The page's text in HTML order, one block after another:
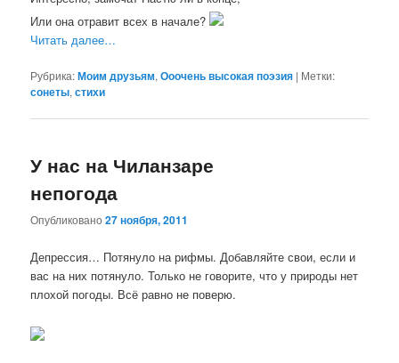
Или она отравит всех в начале?
Читать далее…
Рубрика:Моим друзьям,Ооочень высокая поэзия | Метки:
сонеты,стихи
У нас на Чиланзаре
непогода
Опубликовано27 ноября, 2011
Депрессия… Потянуло на рифмы. Добавляйте свои, если и
вас на них потянуло. Только не говорите, что у природы нет
плохой погоды. Всё равно не поверю.